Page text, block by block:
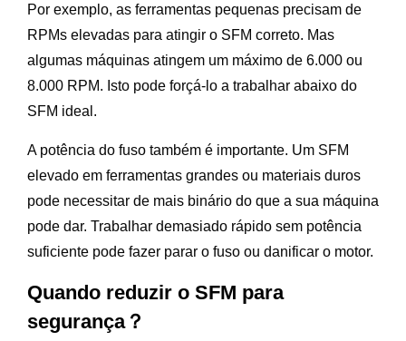
Por exemplo, as ferramentas pequenas precisam de
RPMs elevadas para atingir o SFM correto. Mas
algumas máquinas atingem um máximo de 6.000 ou
8.000 RPM. Isto pode forçá-lo a trabalhar abaixo do
SFM ideal.
A potência do fuso também é importante. Um SFM
elevado em ferramentas grandes ou materiais duros
pode necessitar de mais binário do que a sua máquina
pode dar. Trabalhar demasiado rápido sem potência
suficiente pode fazer parar o fuso ou danificar o motor.
Quando reduzir o SFM para
segurança？